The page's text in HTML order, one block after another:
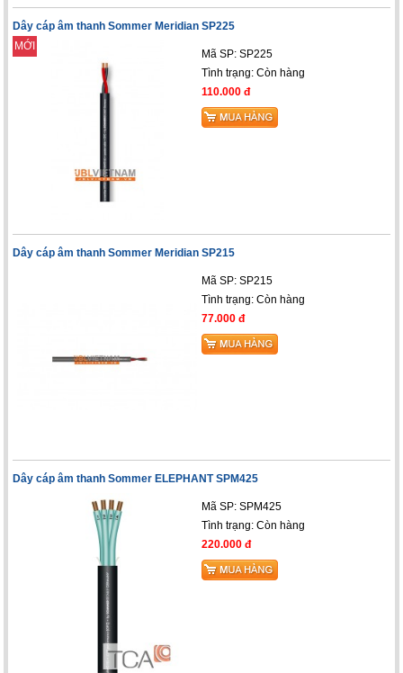
Dây cáp âm thanh Sommer Meridian SP225
MỚI
Mã SP: SP225
Tình trạng: Còn hàng
110.000 đ
Dây cáp âm thanh Sommer Meridian SP215
Mã SP: SP215
Tình trạng: Còn hàng
77.000 đ
Dây cáp âm thanh Sommer ELEPHANT SPM425
Mã SP: SPM425
Tình trạng: Còn hàng
220.000 đ